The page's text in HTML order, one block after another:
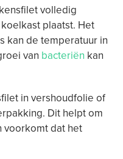
volledig
plaatst. Het
kan de temperatuur in
van bacteriën kan
in vershoudfolie of
Dit helpt om
voorkomt dat het